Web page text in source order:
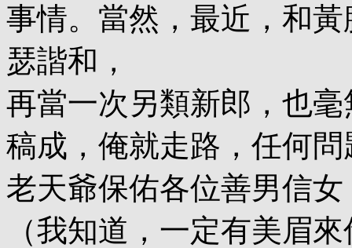
事情。當然，最近，和
瑟諧和，
再當一次另類新郎，也
稿成，俺就走路，任何
老天爺保佑各位善男信女
（我知道，一定有美眉